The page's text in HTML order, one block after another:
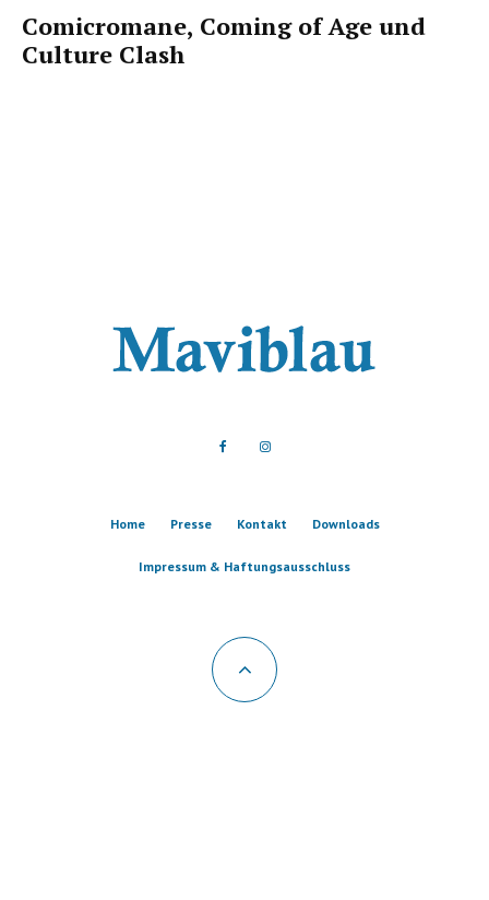
Comicromane, Coming of Age und
Culture Clash
Home Presse Kontakt Downloads
Impressum & Haftungsausschluss